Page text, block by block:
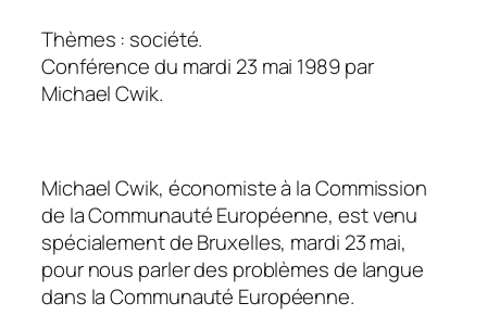
Thèmes : société.
Conférence du mardi 23 mai 1989 par
Michael Cwik.
Michael Cwik, économiste à la Commission
de la Communauté Européenne, est venu
spécialement de Bruxelles, mardi 23 mai,
pour nous parler des problèmes de langue
dans la Communauté Européenne.